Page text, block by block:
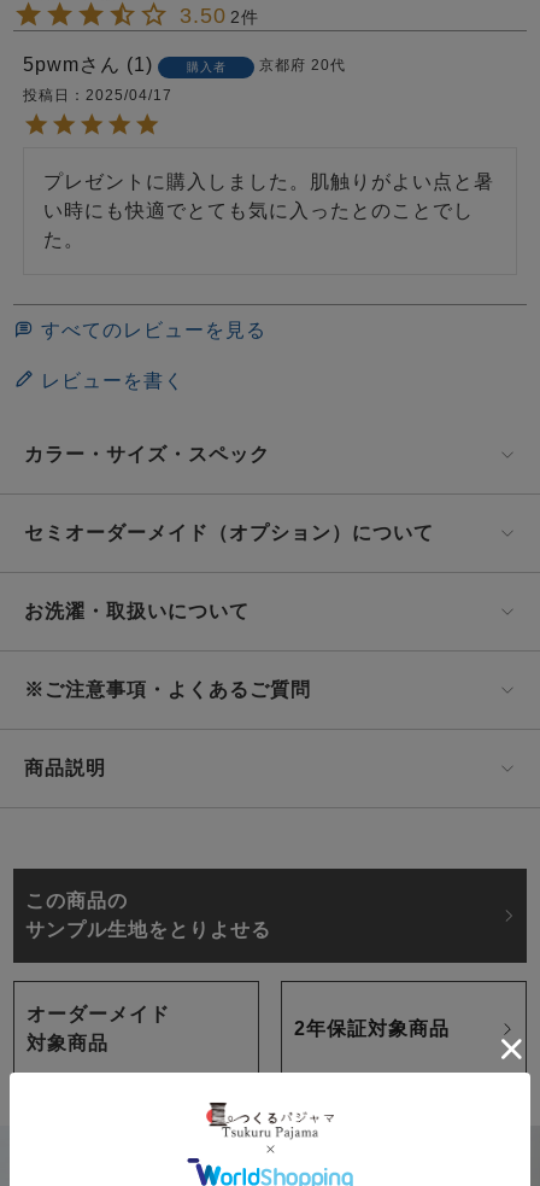
3.50 2
5pwm 1 購入者 京都府 20代
投稿日
2025/04/17
プレゼントに購入しました。肌触りがよい点と暑
い時にも快適でとても気に入ったとのことでし
た。
すべてのレビューを見る
レビューを書く
カラー・サイズ・スペック
セミオーダーメイド（オプション）について
お洗濯・取扱いについて
※ご注意事項・よくあるご質問
商品説明
この商品の
サンプル生地をとりよせる
オーダーメイド
対象商品
2年保証対象商品